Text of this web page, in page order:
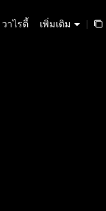
วาไรตี้ เพิ่มเติม |